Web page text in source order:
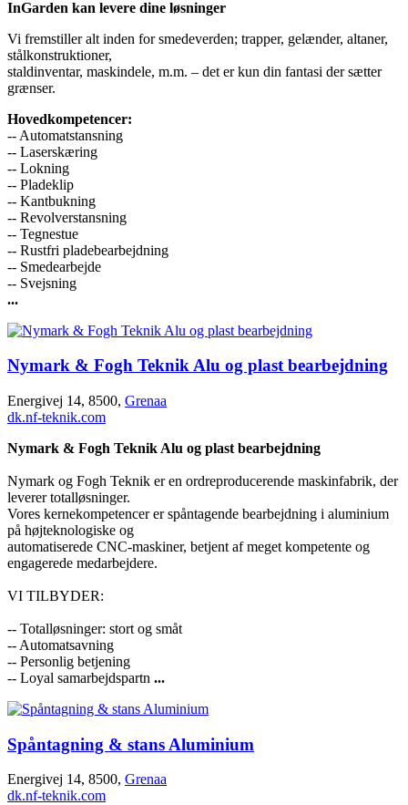
InGarden kan levere dine løsninger
Vi fremstiller alt inden for smedeverden; trapper, gelænder, altaner,
stålkonstruktioner,
staldinventar, maskindele, m.m. – det er kun din fantasi der sætter
grænser.
Hovedkompetencer:
-- Automatstansning
-- Laserskæring
-- Lokning
-- Pladeklip
-- Kantbukning
-- Revolverstansning
-- Tegnestue
-- Rustfri pladebearbejdning
-- Smedearbejde
-- Svejsning
...
Nymark & Fogh Teknik Alu og plast bearbejdning
Energivej 14, 8500, Grenaa
dk.nf-teknik.com
Nymark & Fogh Teknik Alu og plast bearbejdning
Nymark og Fogh Teknik er en ordreproducerende maskinfabrik, der
leverer totalløsninger.
Vores kernekompetencer er spåntagende bearbejdning i aluminium
på højteknologiske og
automatiserede CNC-maskiner, betjent af meget kompetente og
engagerede medarbejdere.
VI TILBYDER:
-- Totalløsninger: stort og småt
-- Automatsavning
-- Personlig betjening
-- Loyal samarbejdspartn ...
Spåntagning & stans Aluminium
Energivej 14, 8500, Grenaa
dk.nf-teknik.com